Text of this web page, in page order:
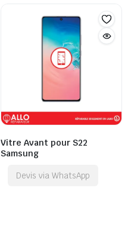
Vitre Avant pour S22
Samsung
Devis via WhatsApp